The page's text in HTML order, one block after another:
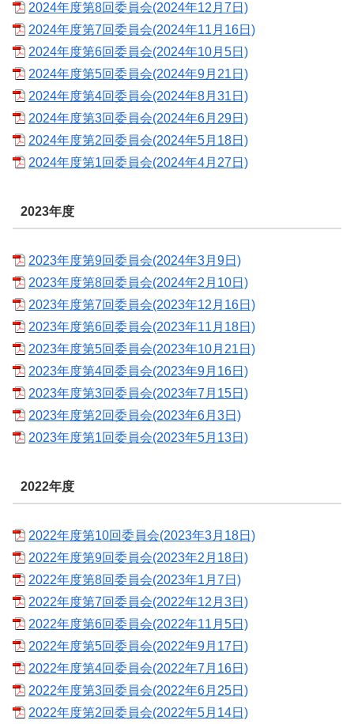
2024年度第8回委員会(2024年12月7日)
2024年度第7回委員会(2024年11月16日)
2024年度第6回委員会(2024年10月5日)
2024年度第5回委員会(2024年9月21日)
2024年度第4回委員会(2024年8月31日)
2024年度第3回委員会(2024年6月29日)
2024年度第2回委員会(2024年5月18日)
2024年度第1回委員会(2024年4月27日)
2023年度
2023年度第9回委員会(2024年3月9日)
2023年度第8回委員会(2024年2月10日)
2023年度第7回委員会(2023年12月16日)
2023年度第6回委員会(2023年11月18日)
2023年度第5回委員会(2023年10月21日)
2023年度第4回委員会(2023年9月16日)
2023年度第3回委員会(2023年7月15日)
2023年度第2回委員会(2023年6月3日)
2023年度第1回委員会(2023年5月13日)
2022年度
2022年度第10回委員会(2023年3月18日)
2022年度第9回委員会(2023年2月18日)
2022年度第8回委員会(2023年1月7日)
2022年度第7回委員会(2022年12月3日)
2022年度第6回委員会(2022年11月5日)
2022年度第5回委員会(2022年9月17日)
2022年度第4回委員会(2022年7月16日)
2022年度第3回委員会(2022年6月25日)
2022年度第2回委員会(2022年5月14日)